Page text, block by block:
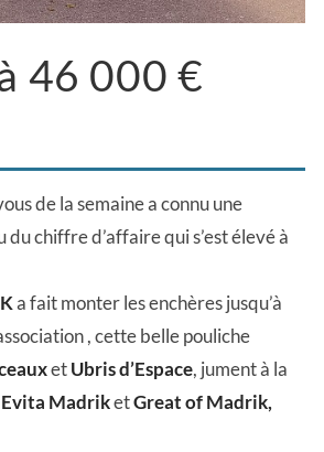
46 000 €
de la semaine a connu une
chiffre d’affaire qui s’est élevé à
a fait monter les enchères jusqu’à
, cette belle pouliche
etUbris d’Espace, jument à la
Evita MadriketGreat of Madrik,